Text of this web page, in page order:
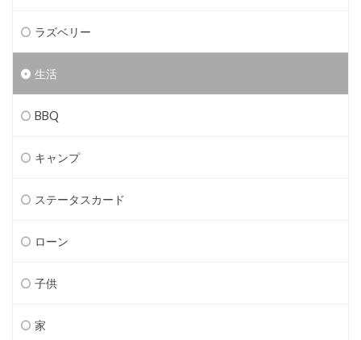
ラズベリー
生活
BBQ
キャンプ
ステータスカード
ローン
子供
家